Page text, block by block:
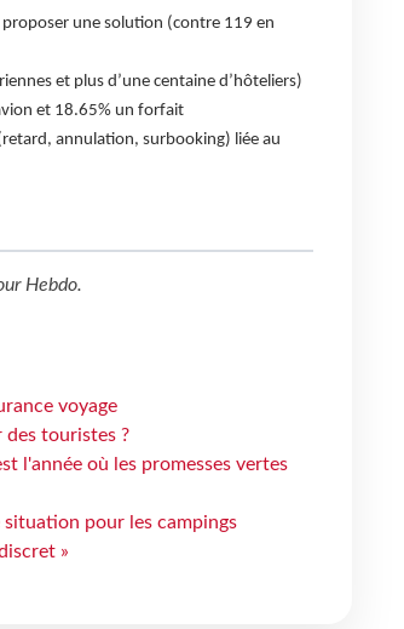
une solution (contre 119 en
et plus d’une centaine d’hôteliers)
et 18.65% un forfait
annulation, surbooking) liée au
Hebdo.
voyage
des touristes ?
l'année où les promesses vertes
situation pour les campings
»